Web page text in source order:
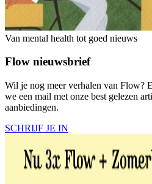
Van mental health tot goed nieuws
Flow nieuwsbrief
Wil je nog meer verhalen van Flow?
we een mail met onze best gelezen
aanbiedingen.
SCHRIJF JE IN